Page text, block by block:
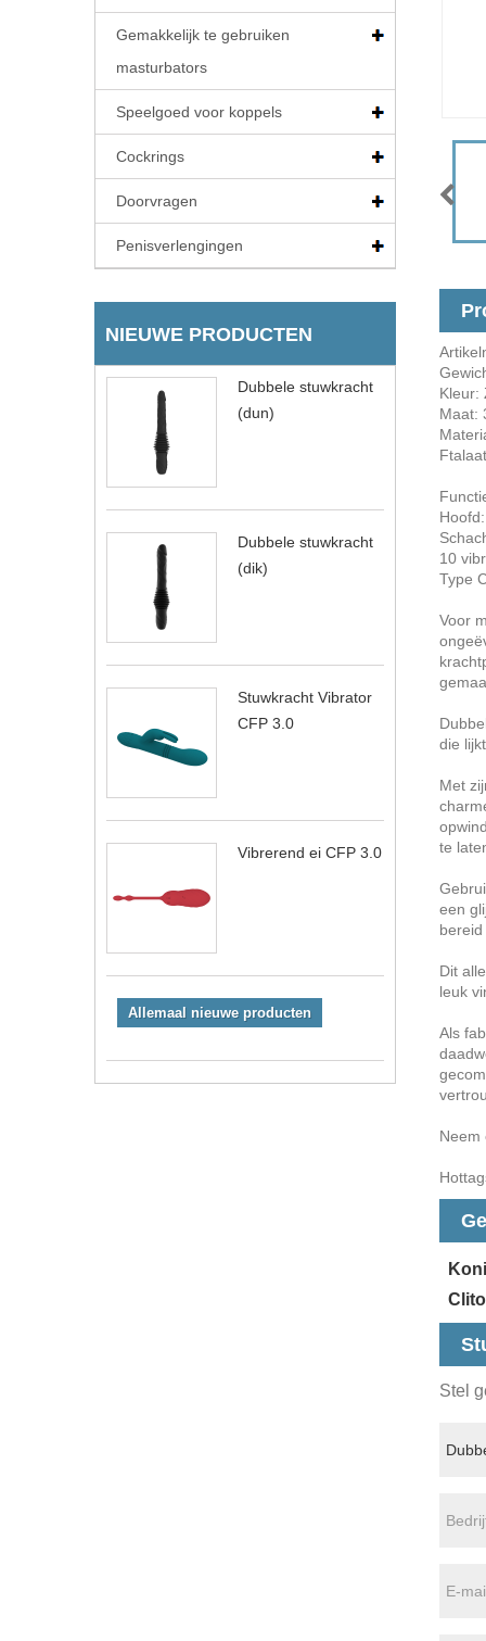
Gemakkelijk te gebruiken
masturbators
Speelgoed voor koppels
Cockrings
Doorvragen
Penisverlengingen
NIEUWE PRODUCTEN
Dubbele stuwkracht
(dun)
Dubbele stuwkracht
(dik)
Stuwkracht Vibrator
CFP 3.0
Vibrerend ei CFP 3.0
Allemaal nieuwe producten
Kleur:
10
Type
Voor
die
Met
te
een
Dit
leuk
Als
Neem
Stel